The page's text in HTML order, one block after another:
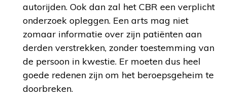
autorijden. Ook dan zal het CBR een verplicht
onderzoek opleggen. Een arts mag niet
zomaar informatie over zijn patiënten aan
derden verstrekken, zonder toestemming van
de persoon in kwestie. Er moeten dus heel
goede redenen zijn om het beroepsgeheim te
doorbreken.